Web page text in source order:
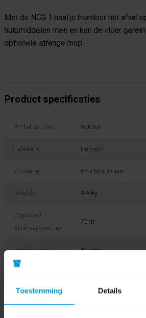
Toestemming Details
Met de NCG 1 haal je hierdoor het afval
hulpmiddelen mee en kan de vloer
optionele strenge mop.
Product specificaties
Artikelnummer 906251
Fabrikant: Numatic
Afmeting 54 x 50 x 87 cm
Gewicht 9,9 kg
Capaciteit
afvalunit/waszak
70 ltr
Wieldiameter 80 mm